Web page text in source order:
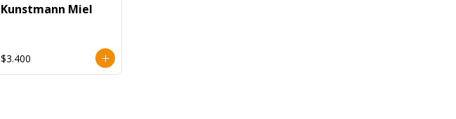
Kunstmann Miel
$3.400